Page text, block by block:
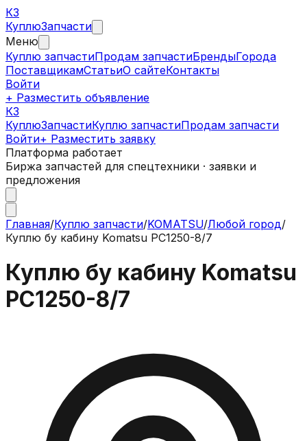
КЗ
КуплюЗапчасти
Меню
Куплю запчастиПродам запчастиБрендыГорода
ПоставщикамСтатьиО сайтеКонтакты
Войти
+ Разместить объявление
КЗ
КуплюЗапчастиКуплю запчастиПродам запчасти
Войти+ Разместить заявку
Платформа работает
Биржа запчастей для спецтехники · заявки и
предложения
Главная/Куплю запчасти/KOMATSU/Любой город/
Куплю бу кабину Komatsu PC1250-8/7
Куплю бу кабину Komatsu
PC1250-8/7